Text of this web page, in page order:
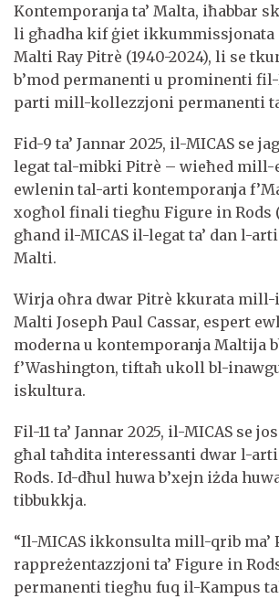
Kontemporanja ta’ Malta, iħabbar
li għadha kif ġiet
Malti Ray Pitrè (1940-2024), li se
b’mod permanenti u prominenti
parti mill-kollezzjoni permanenti
Fid-9 ta’ Jannar 2025, il-MICAS se
legat tal-mibki Pitrè – wieħed mill-
ewlenin tal-arti kontemporanja
xogħol finali tiegħu Figure in Rods
għand il-MICAS il-legat ta’ dan l-
Malti.
Wirja oħra dwar Pitrè kkurata
Malti Joseph Paul Cassar, espert
moderna u kontemporanja Maltija
f’Washington, tiftaħ ukoll bl-
iskultura.
Fil-11 ta’ Jannar 2025, il-MICAS se
għal taħdita interessanti dwar l-arti
Rods. Id-dħul huwa b’xejn iżda
tibbukkja.
“Il-MICAS ikkonsulta mill-qrib ma’
rappreżentazzjoni ta’ Figure in
permanenti tiegħu fuq il-Kampus